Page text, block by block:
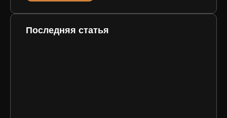
Последняя статья